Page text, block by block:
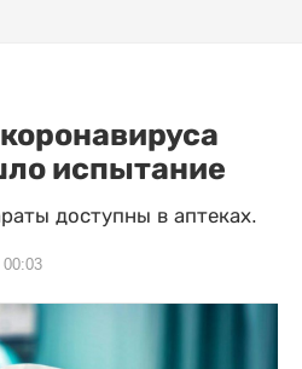
испытание
доступны в аптеках.
00:03